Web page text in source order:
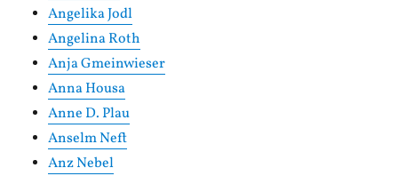
Angelika Jodl
Angelina Roth
Anja Gmeinwieser
Anna Housa
Anne D. Plau
Anselm Neft
Anz Nebel